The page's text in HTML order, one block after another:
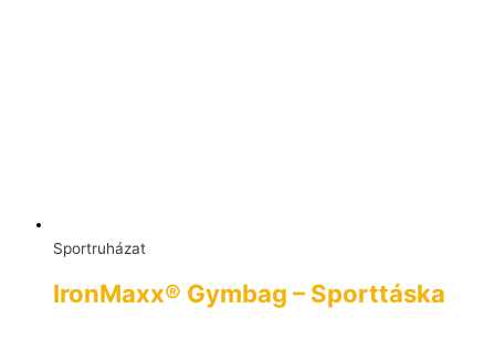
Sportruházat
IronMaxx® Gymbag – Sporttáska